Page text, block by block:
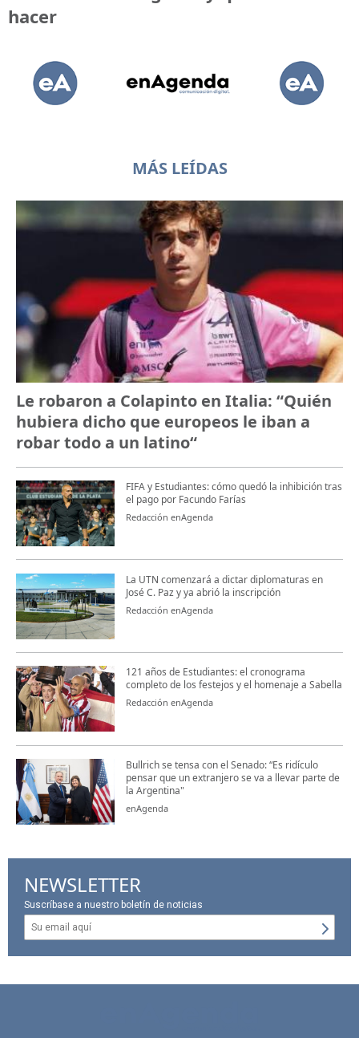
hacer
MÁS LEÍDAS
Le robaron a Colapinto en Italia: “Quién
hubiera dicho que europeos le iban a
robar todo a un latino“
FIFA y Estudiantes: cómo quedó la inhibición tras
el pago por Facundo Farías
Redacción enAgenda
La UTN comenzará a dictar diplomaturas en
José C. Paz y ya abrió la inscripción
Redacción enAgenda
121 años de Estudiantes: el cronograma
completo de los festejos y el homenaje a Sabella
Redacción enAgenda
Bullrich se tensa con el Senado: “Es ridículo
pensar que un extranjero se va a llevar parte de
la Argentina"
enAgenda
NEWSLETTER
Suscríbase a nuestro boletín de noticias